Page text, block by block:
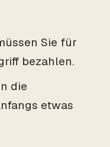
Sie für
bezahlen.
die
etwas